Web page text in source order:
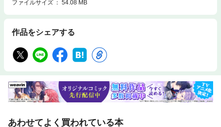
ファイルサイズ
54.08 MB
作品をシェアする
あわせてよく買われている本